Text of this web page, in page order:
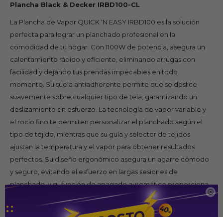

Plancha Black & Decker IRBD100-CL
La Plancha de Vapor QUICK ‘N EASY IRBD100 es la solución
perfecta para lograr un planchado profesional en la
comodidad de tu hogar. Con 1100W de potencia, asegura un
calentamiento rápido y eficiente, eliminando arrugas con
facilidad y dejando tus prendas impecables en todo
momento. Su suela antiadherente permite que se deslice
suavemente sobre cualquier tipo de tela, garantizando un
deslizamiento sin esfuerzo. La tecnología de vapor variable y
el rocío fino te permiten personalizar el planchado según el
tipo de tejido, mientras que su guía y selector de tejidos
ajustan la temperatura y el vapor para obtener resultados
perfectos. Su diseño ergonómico asegura un agarre cómodo
y seguro, evitando el esfuerzo en largas sesiones de
planchado, y su función de apagado automático proporciona
mayor seguridad cuando no está en uso. Además, su
capacidad de tanque es ideal para sesiones continuas sin